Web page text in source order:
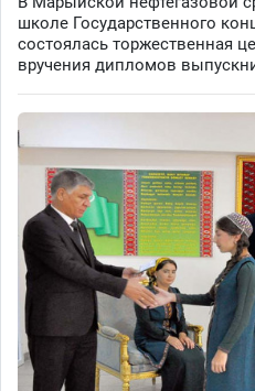
школе Государственного
состоялась торжественная
вручения дипломов